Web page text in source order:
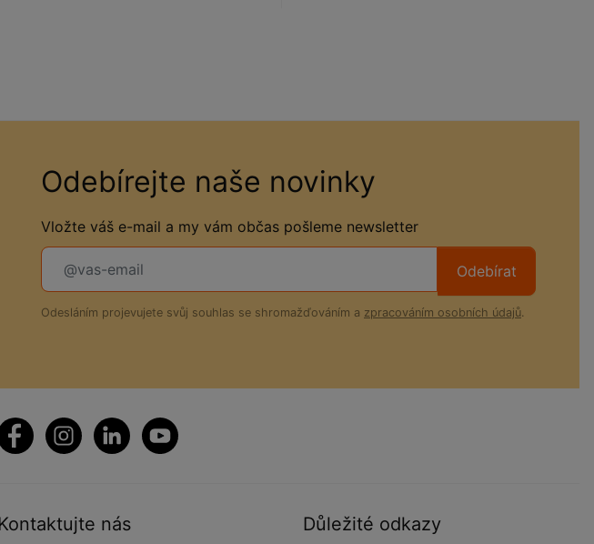
Odebírejte naše novinky
Vložte váš e-mail a my vám občas pošleme newsletter
Odebírat
Odesláním projevujete svůj souhlas se shromažďováním a zpracováním osobních údajů.
nás Důležité odkazy